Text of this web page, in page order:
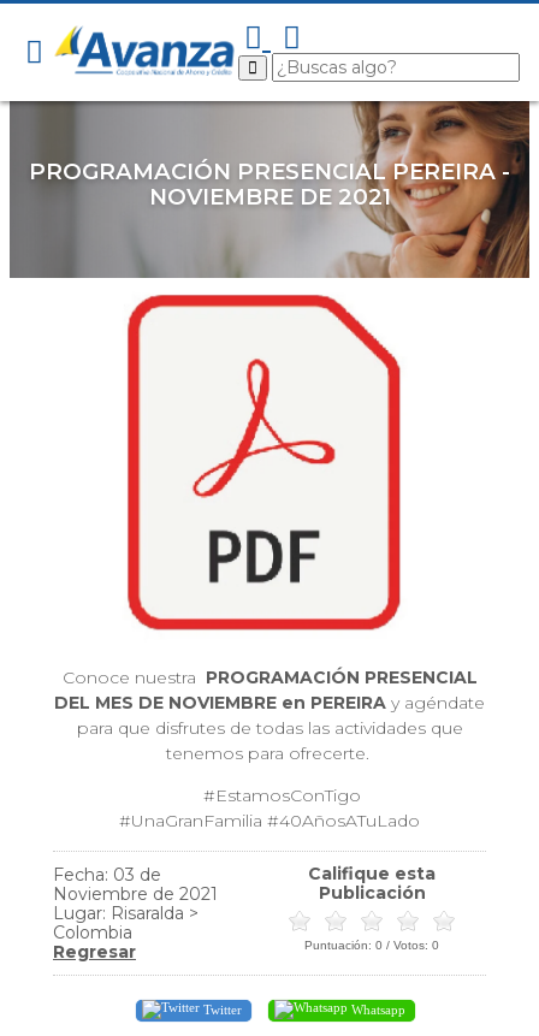
PROGRAMACIÓN PRESENCIAL PEREIRA -
NOVIEMBRE DE 2021
Conoce nuestra PROGRAMACIÓN PRESENCIAL
DEL MES DE NOVIEMBRE en PEREIRA y agéndate
para que disfrutes de todas las actividades que
tenemos para ofrecerte.
#EstamosConTigo
#UnaGranFamilia #40AñosATuLado
Fecha: 03 de
Noviembre de 2021
Lugar: Risaralda >
Colombia
Regresar
Califique esta
Publicación
Puntuación: 0 / Votos: 0
Twitter Whatsapp